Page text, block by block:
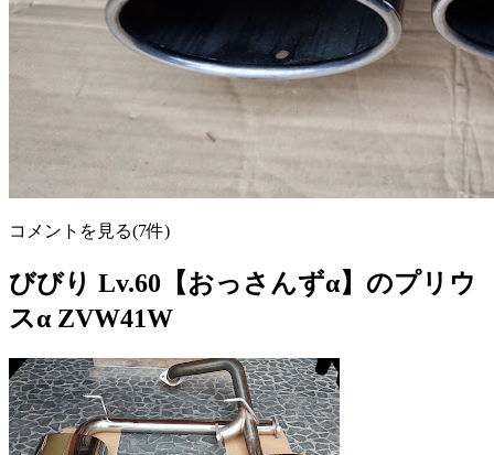
コメントを見る(7件)
びびり Lv.60【おっさんずα】のプリウ
スα ZVW41W